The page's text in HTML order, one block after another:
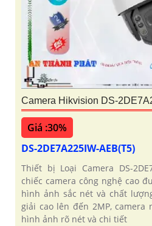
Camera Hikvision DS-
Giá :30%
DS-2DE7A225IW-AEB(T5)
Thiết bị Loại Camera DS-
chiếc camera công nghệ cao
hình ảnh sắc nét và chất
giải cao lên đến 2MP, camera
hình ảnh rõ nét và chi tiết